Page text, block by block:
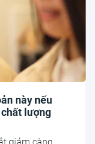
này nếu
lượng